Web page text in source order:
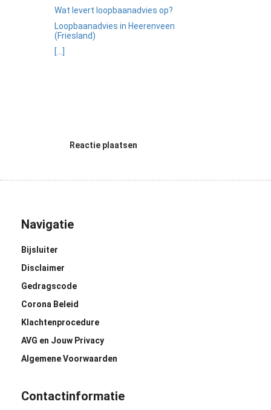
Wat levert loopbaanadvies op?
Loopbaanadvies in Heerenveen
(Friesland)
[...]
Reactie plaatsen
Navigatie
Bijsluiter
Disclaimer
Gedragscode
Corona Beleid
Klachtenprocedure
AVG en Jouw Privacy
Algemene Voorwaarden
Contactinformatie